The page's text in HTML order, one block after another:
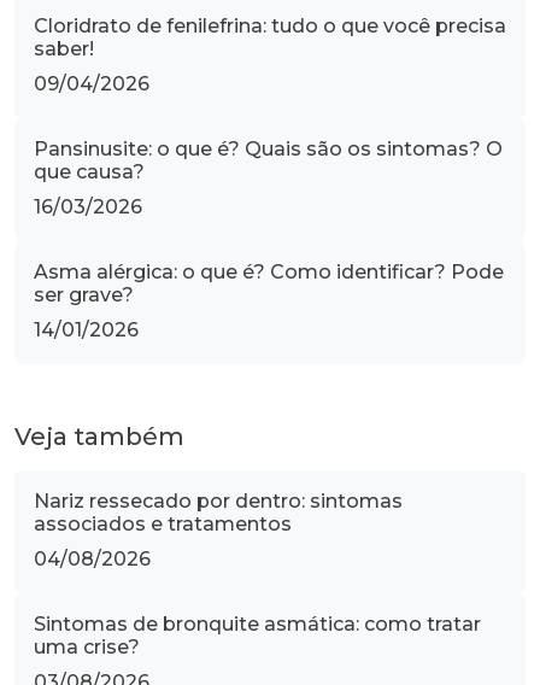
Cloridrato de fenilefrina: tudo o que você precisa
saber!
09/04/2026
Pansinusite: o que é? Quais são os sintomas? O
que causa?
16/03/2026
Asma alérgica: o que é? Como identificar? Pode
ser grave?
14/01/2026
Veja também
Nariz ressecado por dentro: sintomas
associados e tratamentos
04/08/2026
Sintomas de bronquite asmática: como tratar
uma crise?